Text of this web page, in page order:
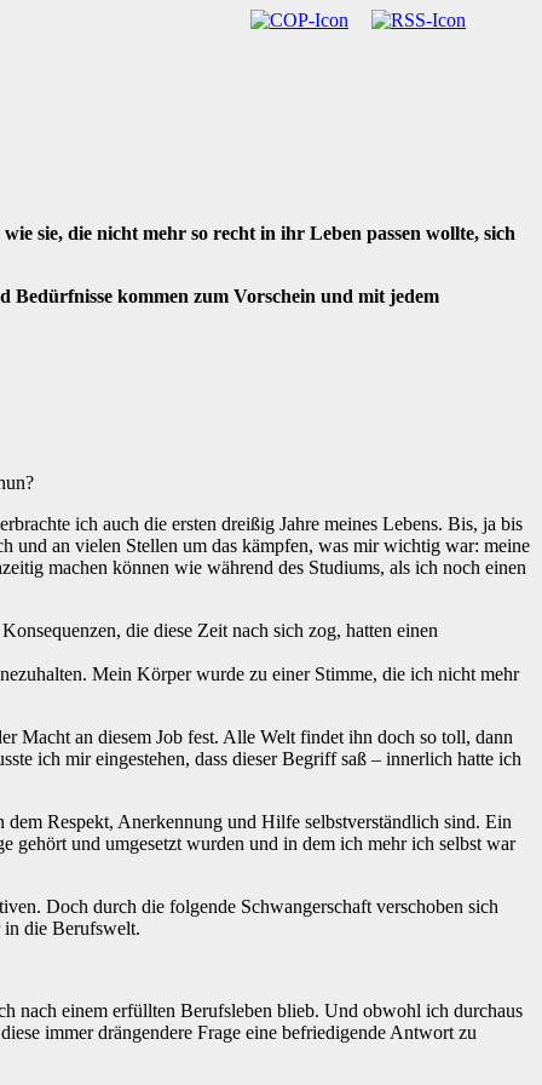
sie, die nicht mehr so recht in ihr Leben passen wollte, sich
Bedürfnisse kommen zum Vorschein und mit jedem
ich auch die ersten dreißig Jahre meines Lebens. Bis, ja bis
und an vielen Stellen um das kämpfen, was mir wichtig war: meine
machen können wie während des Studiums, als ich noch einen
die diese Zeit nach sich zog, hatten einen
Mein Körper wurde zu einer Stimme, die ich nicht mehr
Macht an diesem Job fest. Alle Welt findet ihn doch so toll, dann
ich mir eingestehen, dass dieser Begriff saß – innerlich hatte ich
Respekt, Anerkennung und Hilfe selbstverständlich sind. Ein
gehört und umgesetzt wurden und in dem ich mehr ich selbst war
Doch durch die folgende Schwangerschaft verschoben sich
in die Berufswelt.
nach einem erfüllten Berufsleben blieb. Und obwohl ich durchaus
immer drängendere Frage eine befriedigende Antwort zu